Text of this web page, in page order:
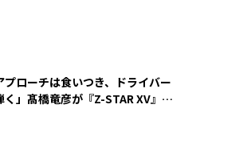
プローチは食いつき、ドライバー
く」髙橋竜彦が『Z-STAR XV』を